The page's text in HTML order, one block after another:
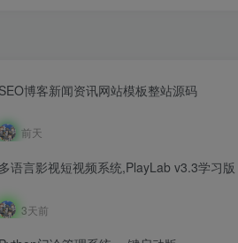
SEO博客新闻资讯网站模板整站源码
前天
多语言影视短视频系统,PlayLab v3.3学习版
3天前